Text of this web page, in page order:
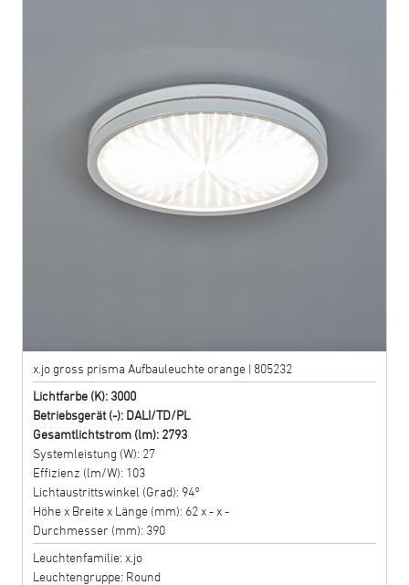
x.jo gross prisma Aufbauleuchte orange | 805232
Lichtfarbe (K): 3000
Betriebsgerät (-): DALI/TD/PL
Gesamtlichtstrom (lm): 2793
Systemleistung (W): 27
Effizienz (lm/W): 103
Lichtaustrittswinkel (Grad): 94°
Höhe x Breite x Länge (mm): 62 x - x -
Durchmesser (mm): 390
Leuchtenfamilie: x.jo
Leuchtengruppe: Round